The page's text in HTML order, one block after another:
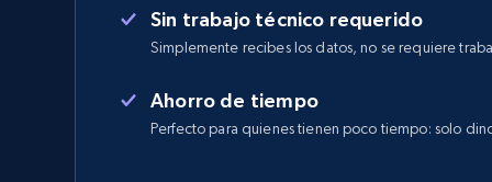
Sin trabajo técnico requerido
Simplemente recibes los datos, no se requiere
Ahorro de tiempo
Perfecto para quienes tienen poco tiempo: solo